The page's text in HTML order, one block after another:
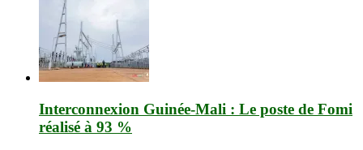
Interconnexion Guinée-Mali : Le poste de Fomi
réalisé à 93 %